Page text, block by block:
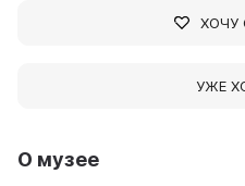
О музее
ХОЧУ
УЖЕ